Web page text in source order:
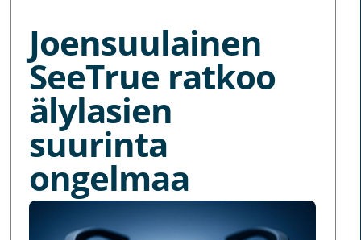
Joensuulainen
SeeTrue ratkoo
älylasien
suurinta
ongelmaa